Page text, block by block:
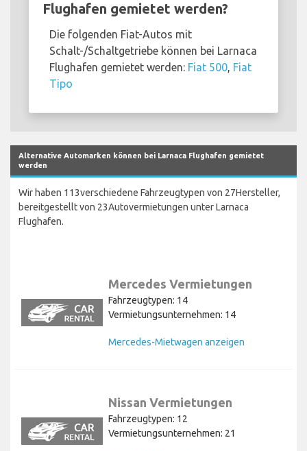
Flughafen gemietet werden?
Die folgenden Fiat-Autos mit
Schalt-/Schaltgetriebe können bei Larnaca
Flughafen gemietet werden: Fiat 500, Fiat
Tipo
Alternative Automarken können bei Larnaca Flughafen gemietet
werden
Wir haben 113verschiedene Fahrzeugtypen von 27Hersteller,
bereitgestellt von 23Autovermietungen unter Larnaca
Flughafen.
Mercedes Vermietungen
Fahrzeugtypen: 14
Vermietungsunternehmen: 14
Mercedes-Mietwagen anzeigen
Nissan Vermietungen
Fahrzeugtypen: 12
Vermietungsunternehmen: 21